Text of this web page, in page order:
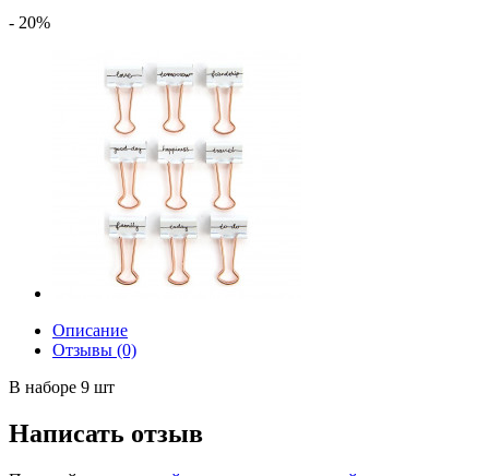
- 20%
Описание
Отзывы (0)
В наборе 9 шт
Написать отзыв